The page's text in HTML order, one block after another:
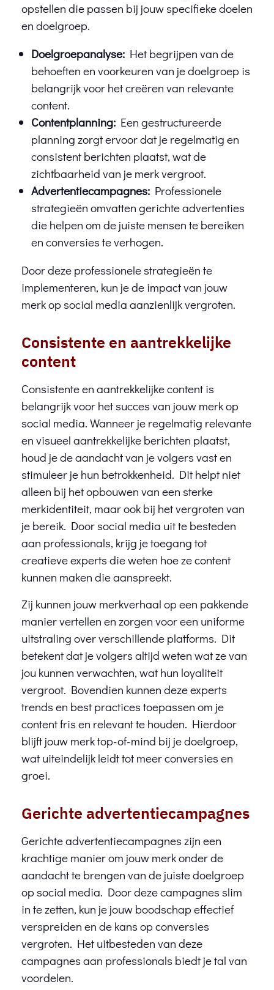
opstellen die passen bij jouw specifieke doelen
en doelgroep.
Doelgroepanalyse: Het begrijpen van de
behoeften en voorkeuren van je doelgroep is
belangrijk voor het creëren van relevante
content.
Contentplanning: Een gestructureerde
planning zorgt ervoor dat je regelmatig en
consistent berichten plaatst, wat de
zichtbaarheid van je merk vergroot.
Advertentiecampagnes: Professionele
strategieën omvatten gerichte advertenties
die helpen om de juiste mensen te bereiken
en conversies te verhogen.
Door deze professionele strategieën te
implementeren, kun je de impact van jouw
merk op social media aanzienlijk vergroten.
Consistente en aantrekkelijke
content
Consistente en aantrekkelijke content is
belangrijk voor het succes van jouw merk op
social media. Wanneer je regelmatig relevante
en visueel aantrekkelijke berichten plaatst,
houd je de aandacht van je volgers vast en
stimuleer je hun betrokkenheid. Dit helpt niet
alleen bij het opbouwen van een sterke
merkidentiteit, maar ook bij het vergroten van
je bereik. Door social media uit te besteden
aan professionals, krijg je toegang tot
creatieve experts die weten hoe ze content
kunnen maken die aanspreekt.
Zij kunnen jouw merkverhaal op een pakkende
manier vertellen en zorgen voor een uniforme
uitstraling over verschillende platforms. Dit
betekent dat je volgers altijd weten wat ze van
jou kunnen verwachten, wat hun loyaliteit
vergroot. Bovendien kunnen deze experts
trends en best practices toepassen om je
content fris en relevant te houden. Hierdoor
blijft jouw merk top-of-mind bij je doelgroep,
wat uiteindelijk leidt tot meer conversies en
groei.
Gerichte advertentiecampagnes
Gerichte advertentiecampagnes zijn een
krachtige manier om jouw merk onder de
aandacht te brengen van de juiste doelgroep
op social media. Door deze campagnes slim
in te zetten, kun je jouw boodschap effectief
verspreiden en de kans op conversies
vergroten. Het uitbesteden van deze
campagnes aan professionals biedt je tal van
voordelen.